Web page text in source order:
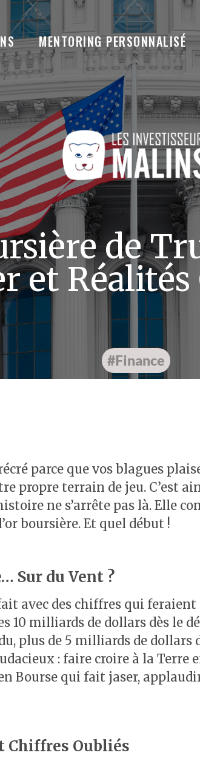
MENTORING PERSONNALISÉ
de
et
#Finance
parce que vos blagues
propre terrain de jeu. C’est
ne s’arrête pas là. Elle
boursière. Et quel début !
Sur du Vent ?
avec des chiffres qui
10 milliards de dollars dès le
plus de 5 milliards de
: faire croire à la Terre
Bourse qui fait jaser,
Chiffres Oubliés